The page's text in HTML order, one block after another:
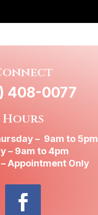
408-0077
Hours
– 9am to 5pm
– 9am to 4pm
Appointment Only